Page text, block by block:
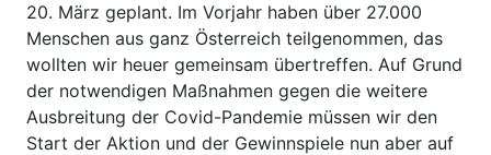
20. März geplant. Im Vorjahr haben über 27.000
Menschen aus ganz Österreich teilgenommen, das
wollten wir heuer gemeinsam übertreffen. Auf Grund
der notwendigen Maßnahmen gegen die weitere
Ausbreitung der Covid-Pandemie müssen wir den
Start der Aktion und der Gewinnspiele nun aber auf